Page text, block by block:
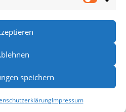
speichern
Impressum